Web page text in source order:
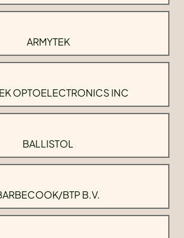
ARMYTEK
OPTOELECTRONICS INC
BALLISTOL
BTP B.V.